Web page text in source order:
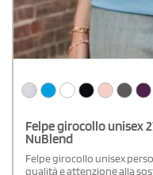
Felpe girocollo unisex
NuBlend
Felpe girocollo unisex
qualità e attenzione alla